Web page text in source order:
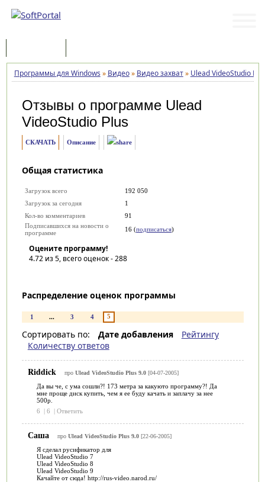
Программы для Windows » Видео» Видео захват» Ulead VideoStudio
Отзывы о программе Ulead
VideoStudio Plus
СКАЧАТЬ Описание
Общая статистика
Загрузок всего
192 050
Загрузок за сегодня
1
Кол-во комментариев
91
Подписавшихся на новости о
программе
16 (подписаться)
Оцените программу!
4.72из 5, всего оценок -288
Распределение оценок программы
1 ... 3 4 5
Сортировать по: Дате добавления
Рейтингу
Количеству ответов
Riddick про Ulead VideoStudio Plus 9.0[04-07-2005]
Да вы че, с ума сошли?! 173 метра за какуюто программу?! Да
мне проще диск купить, чем я ее буду качать и заплачу за нее
500р.
6
| 6 | Ответить
Саша про Ulead VideoStudio Plus 9.0[22-06-2005]
Я сделал русификатор для
Ulead VideoStudio 7
Ulead VideoStudio 8
Ulead VideoStudio 9
Качайте от сюда! http://rus-video.narod.ru/